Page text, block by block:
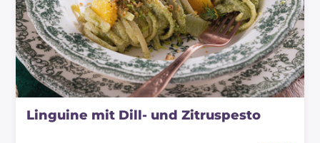
Linguine mit Dill- und Zitruspesto